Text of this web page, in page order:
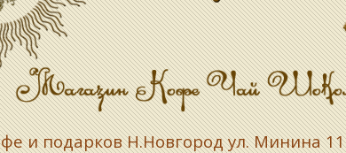
и подарковН.Новгород ул. Минина 11